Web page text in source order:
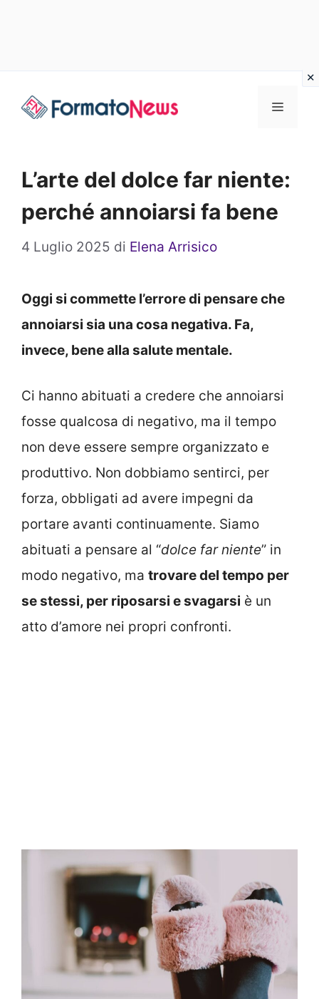
Menu
L’arte del dolce far niente:
perché annoiarsi fa bene
4 Luglio 2025 di Elena Arrisico
Oggi si commette l’errore di pensare che
annoiarsi sia una cosa negativa. Fa,
invece, bene alla salute mentale.
Ci hanno abituati a credere che annoiarsi
fosse qualcosa di negativo, ma il tempo
non deve essere sempre organizzato e
produttivo. Non dobbiamo sentirci, per
forza, obbligati ad avere impegni da
portare avanti continuamente. Siamo
abituati a pensare al “dolce far niente” in
modo negativo, ma trovare del tempo per
se stessi, per riposarsi e svagarsi è un
atto d’amore nei propri confronti.